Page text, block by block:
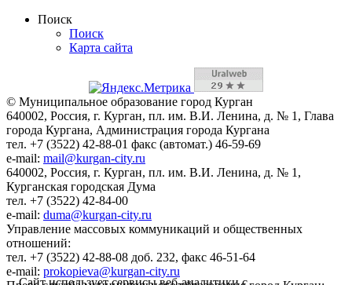
Поиск
Поиск
Карта сайта
© Муниципальное образование город Курган
640002, Россия, г. Курган, пл. им. В.И. Ленина, д. № 1, Глава
города Кургана, Администрация города Кургана
тел. +7 (3522) 42-88-01 факс (автомат.) 46-59-69
e-mail: mail@kurgan-city.ru
640002, Россия, г. Курган, пл. им. В.И. Ленина, д. № 1,
Курганская городская Дума
тел. +7 (3522) 42-84-00
e-mail: duma@kurgan-city.ru
Управление массовых коммуникаций и общественных
отношений:
тел. +7 (3522) 42-88-08 доб. 232, факс 46-51-64
e-mail: prokopieva@kurgan-city.ru
Сайт использует сервисы веб-аналитики с